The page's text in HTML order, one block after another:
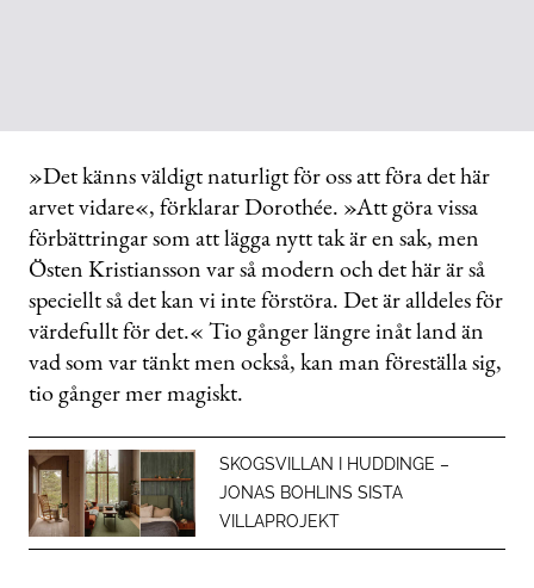
»Det känns väldigt naturligt för oss att föra det här
arvet vidare«, förklarar Dorothée. »Att göra vissa
förbättringar som att lägga nytt tak är en sak, men
Östen Kristiansson var så modern och det här är så
speciellt så det kan vi inte förstöra. Det är alldeles för
värdefullt för det.« Tio gånger längre inåt land än
vad som var tänkt men också, kan man föreställa sig,
tio gånger mer magiskt.
SKOGSVILLAN I HUDDINGE –
JONAS BOHLINS SISTA
VILLAPROJEKT